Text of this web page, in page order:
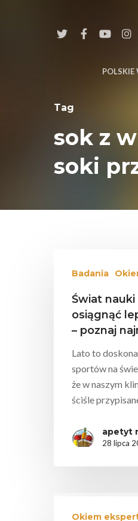
Wciśnij
POLSKIE
Tag
sok z
soki
Badania
Świat nauki
osiągnąć
– poznaj
Lato to
sportów na
że w naszym
ściśle
apetyt
28 lipca
Okiem